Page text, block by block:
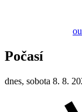
Počasí
dnes, sobota 8. 8.